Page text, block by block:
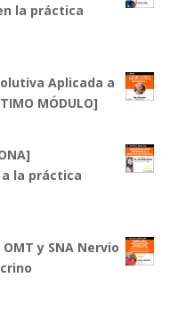
la práctica
Aplicada a
MÓDULO]
la práctica
OMT y SNA Nervio